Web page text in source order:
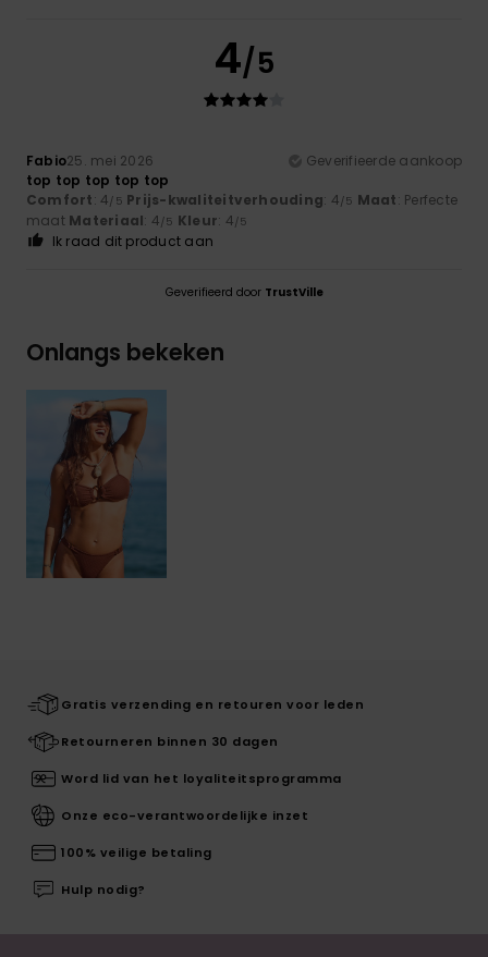
4/5
Fabio25. mei 2026
Geverifieerde aankoop
top top top top top
Comfort: 4/5 Prijs-kwaliteitverhouding: 4/5 Maat: Perfecte
maat Materiaal: 4/5 Kleur: 4/5
Ik raad dit product aan
Geverifieerd door TrustVille
Onlangs bekeken
Gratis verzending en retouren voor leden
Retourneren binnen 30 dagen
Word lid van het loyaliteitsprogramma
Onze eco-verantwoordelijke inzet
100% veilige betaling
Hulp nodig?